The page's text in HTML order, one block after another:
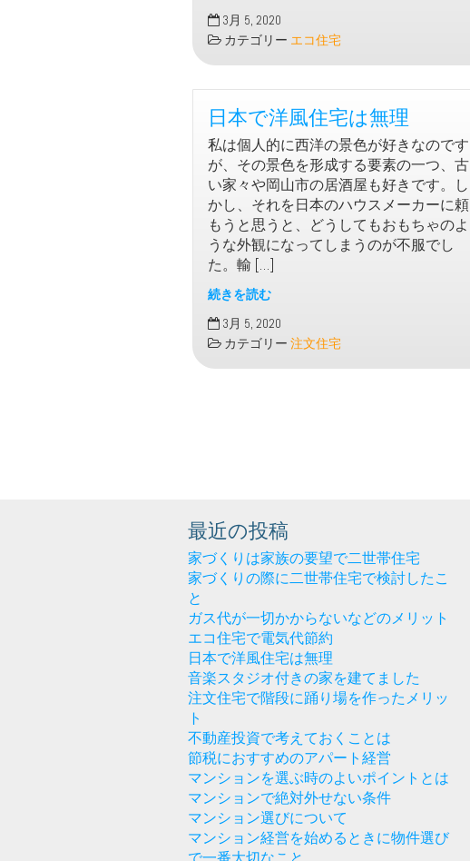
ッ
ト
エ
コ
住
宅
で
電
気
代
節
約
3月 5, 2020
カテゴリー エコ住宅
日本で洋風住宅は無理
私は個人的に西洋の景色が好きなのです
が、その景色を形成する要素の一つ、古
い家々や岡山市の居酒屋も好きです。し
かし、それを日本のハウスメーカーに頼
もうと思うと、どうしてもおもちゃのよ
うな外観になってしまうのが不服でし
た。輸 […]
続きを読む
日
本
で
洋
3月 5, 2020
カテゴリー 注文住宅
最近の投稿
家づくりは家族の要望で二世帯住宅
家づくりの際に二世帯住宅で検討したこ
と
ガス代が一切かからないなどのメリット
エコ住宅で電気代節約
日本で洋風住宅は無理
音楽スタジオ付きの家を建てました
注文住宅で階段に踊り場を作ったメリッ
ト
不動産投資で考えておくことは
節税におすすめのアパート経営
マンションを選ぶ時のよいポイントとは
マンションで絶対外せない条件
マンション選びについて
マンション経営を始めるときに物件選び